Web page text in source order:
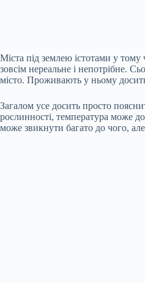
Міста під землею істотами у
зовсім нереальне і непотрібне.
місто. Проживають у ньому
Загалом усе досить просто
рослинності, температура може
може звикнути багато до чого,